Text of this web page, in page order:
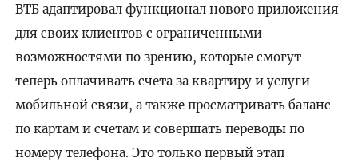
ВТБ адаптировал функционал нового приложения
для своих клиентов с ограниченными
возможностями по зрению, которые смогут
теперь оплачивать счета за квартиру и услуги
мобильной связи, а также просматривать баланс
по картам и счетам и совершать переводы по
номеру телефона. Это только первый этап